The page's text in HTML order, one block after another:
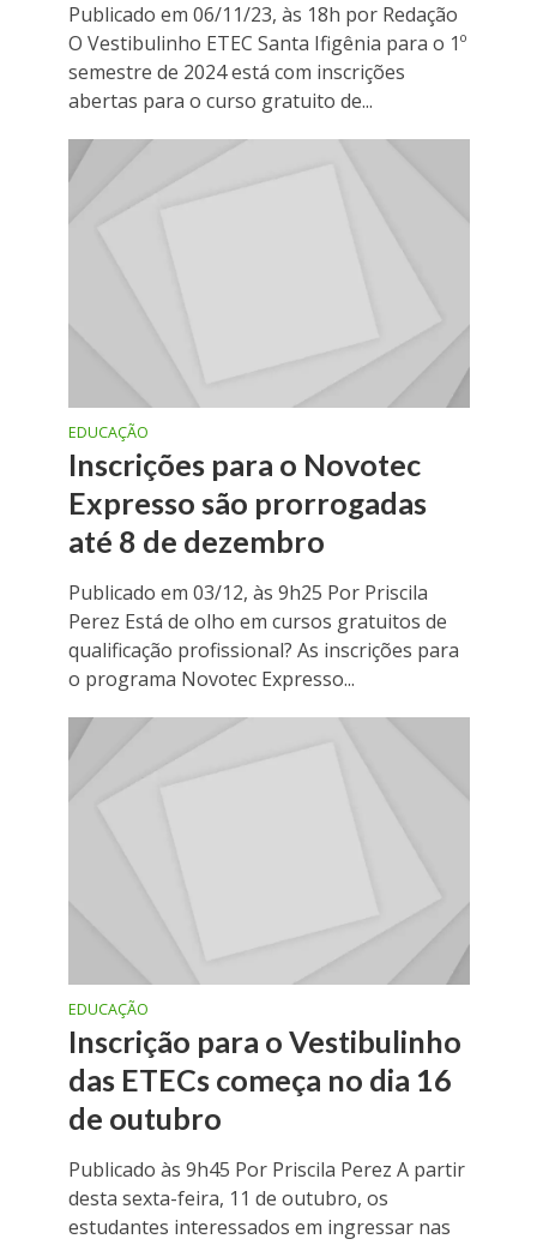
Publicado em 06/11/23, às 18h por Redação
O Vestibulinho ETEC Santa Ifigênia para o 1º
semestre de 2024 está com inscrições
abertas para o curso gratuito de...
EDUCAÇÃO
Inscrições para o Novotec
Expresso são prorrogadas
até 8 de dezembro
Publicado em 03/12, às 9h25 Por Priscila
Perez Está de olho em cursos gratuitos de
qualificação profissional? As inscrições para
o programa Novotec Expresso...
EDUCAÇÃO
Inscrição para o Vestibulinho
das ETECs começa no dia 16
de outubro
Publicado às 9h45 Por Priscila Perez A partir
desta sexta-feira, 11 de outubro, os
estudantes interessados em ingressar nas